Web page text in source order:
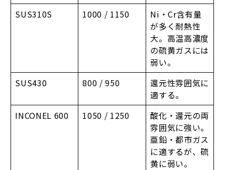
SUS310S
1000 / 1150
Ni・Cr含有量
が多く耐熱性
大。高温高濃度
の硫黄ガスには
弱い。
SUS430
800 / 950
還元性雰囲気に
適する。
INCONEL 600
1050 / 1250
酸化・還元の両
雰囲気に強い。
亜鉛・都市ガス
に適するが、硫
黄に弱い。